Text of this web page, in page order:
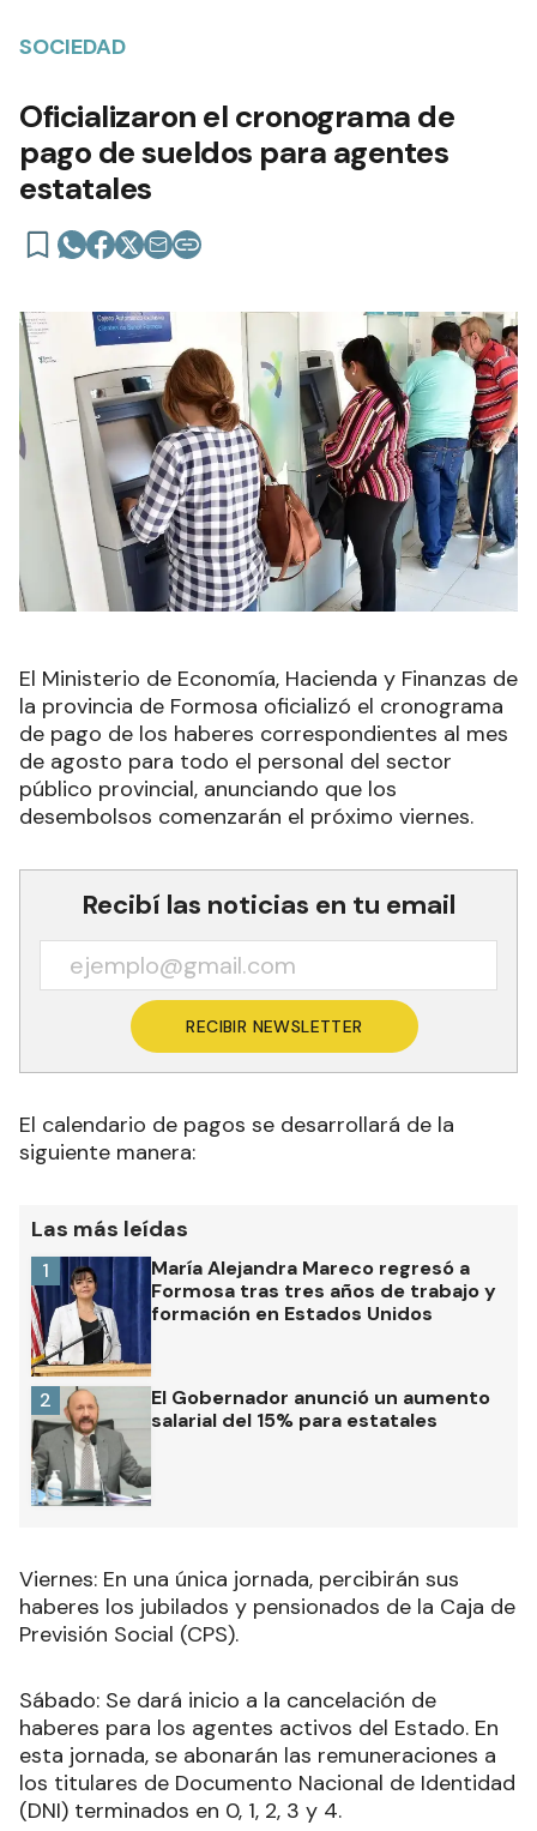
Oficializaron el cronograma de
pago de sueldos para agentes
estatales
El Ministerio de Economía, Hacienda y Finanzas de
la provincia de Formosa oficializó el cronograma
de pago de los haberes correspondientes al mes
de agosto para todo el personal del sector
desembolsos comenzarán el próximo viernes.
Recibí las noticias en tu email
RECIBIR NEWSLETTER
Las más leídas
María Alejandra Mareco regresó a
1
2
Viernes: En una única jornada, percibirán sus
Previsión Social (CPS).
Sábado: Se dará inicio a la cancelación de
haberes para los agentes activos del Estado. En
esta jornada, se abonarán las remuneraciones a